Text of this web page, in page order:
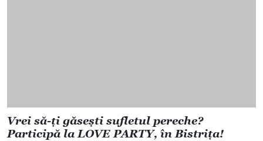
Vrei să-ți găsești sufletul pereche?
Participă la LOVE PARTY, în Bistrița!